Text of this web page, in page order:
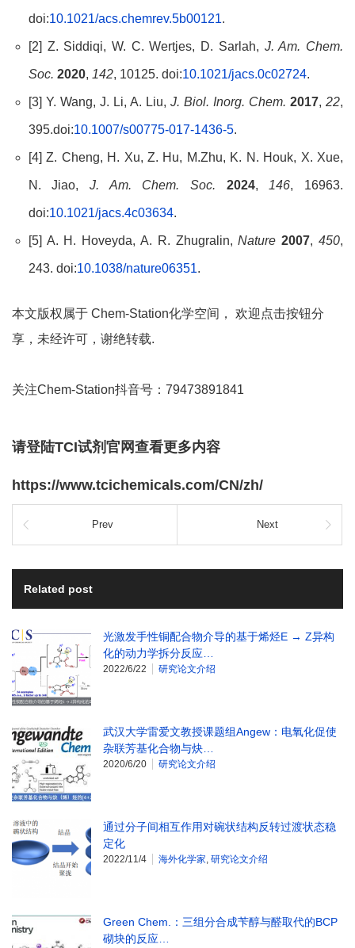
doi:10.1021/acs.chemrev.5b00121.
[2] Z. Siddiqi, W. C. Wertjes, D. Sarlah, J. Am. Chem.
Soc. 2020, 142, 10125. doi:10.1021/jacs.0c02724.
[3] Y. Wang, J. Li, A. Liu, J. Biol. Inorg. Chem. 2017,22,
395.doi:10.1007/s00775-017-1436-5.
[4] Z. Cheng, H. Xu, Z. Hu, M.Zhu, K. N. Houk, X. Xue,
N. Jiao,J. Am. Chem. Soc. 2024, 146, 16963.
doi:10.1021/jacs.4c03634.
[5] A. H. Hoveyda, A. R. Zhugralin,Nature 2007,450,
243. doi:10.1038/nature06351.
本文版权属于 Chem-Station化学空间， 欢迎点击按钮分
享，未经许可，谢绝转载.
关注Chem-Station抖音号：79473891841
请登陆TCI试剂官网查看更多内容
https://www.tcichemicals.com/CN/zh/
Prev Next
Related post
光激发手性铜配合物介导的基于烯烃E → Z异构
化的动力学拆分反应…
2022/6/22 研究论文介绍
武汉大学雷爱文教授课题组Angew：电氧化促使
杂联芳基化合物与炔…
2020/6/20 研究论文介绍
通过分子间相互作用对碗状结构反转过渡状态稳
定化
2022/11/4 海外化学家, 研究论文介绍
Green Chem.：三组分合成苄醇与醛取代的BCP
砌块的反应…